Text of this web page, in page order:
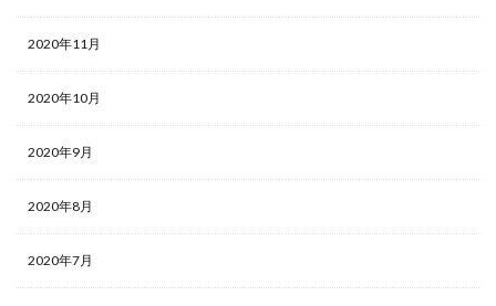
2020年11月
2020年10月
2020年9月
2020年8月
2020年7月